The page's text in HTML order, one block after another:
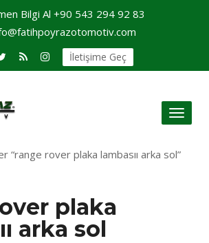
Bilgi Al +90 543 294 92 83
İletişime Geç
Toggle
“range rover plaka lambasıı arka sol”
plaka
arka sol